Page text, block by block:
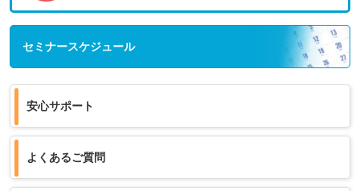
セミナースケジュール
安心サポート
よくあるご質問